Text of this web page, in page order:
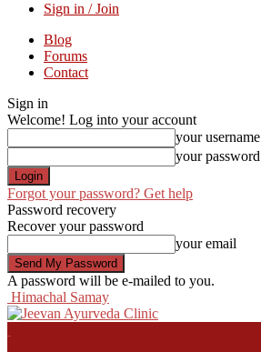
Sign in / Join
Blog
Forums
Contact
Sign in
Welcome! Log into your account
your username
your password
Forgot your password? Get help
Password recovery
Recover your password
your email
A password will be e-mailed to you.
Himachal Samay